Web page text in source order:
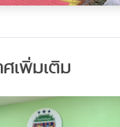
เพิ่มเติม